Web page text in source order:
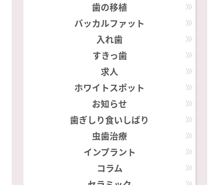
歯の移植
バッカルファット
入れ歯
すきっ歯
求人
ホワイトスポット
お知らせ
歯ぎしり食いしばり
虫歯治療
インプラント
コラム